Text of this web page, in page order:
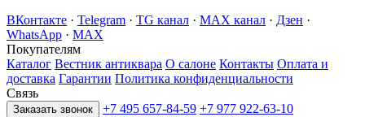
ВКонтакте · Telegram · TG канал · MAX канал · Дзен ·
WhatsApp · MAX
Покупателям
Каталог Вестник антиквара О салоне Контакты Оплата и
доставка Гарантии Политика конфиденциальности
Связь
Заказать звонок +7 495 657-84-59 +7 977 922-63-10